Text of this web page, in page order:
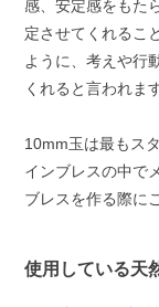
感、安定感をもた
定させてくれるこ
ように、考えや行
くれると言われます
10mm玉は最もス
インブレスの中で
ブレスを作る際に
使用している天